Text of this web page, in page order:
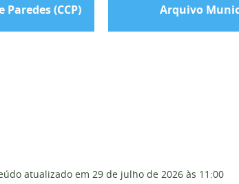
(CCP) Arquivo
atualizado em 29 de julho de 2026 às 11:00